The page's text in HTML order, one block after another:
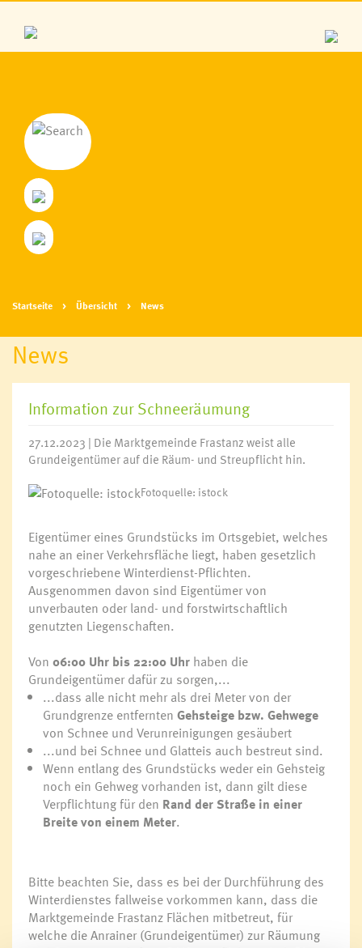
Startseite Übersicht News
News
Information zur Schneeräumung
27.12.2023 | Die Marktgemeinde Frastanz weist alle
Grundeigentümer auf die Räum- und Streupflicht hin.
Fotoquelle: istock
Eigentümer eines Grundstücks im Ortsgebiet, welches
nahe an einer Verkehrsfläche liegt, haben gesetzlich
vorgeschriebene Winterdienst-Pflichten.
Ausgenommen davon sind Eigentümer von
unverbauten oder land- und forstwirtschaftlich
genutzten Liegenschaften.
Von 06:00 Uhr bis 22:00 Uhr haben die
Grundeigentümer dafür zu sorgen,...
...dass alle nicht mehr als drei Meter von der
Grundgrenze entfernten Gehsteige bzw. Gehwege
von Schnee und Verunreinigungen gesäubert
...und bei Schnee und Glatteis auch bestreut sind.
Wenn entlang des Grundstücks weder ein Gehsteig
noch ein Gehweg vorhanden ist, dann gilt diese
Verpflichtung für den Rand der Straße in einer
Breite von einem Meter.
Bitte beachten Sie, dass es bei der Durchführung des
Winterdienstes fallweise vorkommen kann, dass die
Marktgemeinde Frastanz Flächen mitbetreut, für
welche die Anrainer (Grundeigentümer) zur Räumung